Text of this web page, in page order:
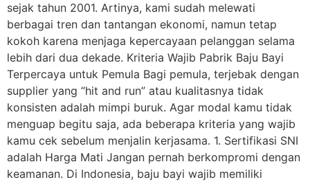
sejak tahun 2001. Artinya, kami sudah melewati
berbagai tren dan tantangan ekonomi, namun tetap
kokoh karena menjaga kepercayaan pelanggan selama
lebih dari dua dekade. Kriteria Wajib Pabrik Baju Bayi
Terpercaya untuk Pemula Bagi pemula, terjebak dengan
supplier yang “hit and run” atau kualitasnya tidak
konsisten adalah mimpi buruk. Agar modal kamu tidak
menguap begitu saja, ada beberapa kriteria yang wajib
kamu cek sebelum menjalin kerjasama. 1. Sertifikasi SNI
adalah Harga Mati Jangan pernah berkompromi dengan
keamanan. Di Indonesia, baju bayi wajib memiliki